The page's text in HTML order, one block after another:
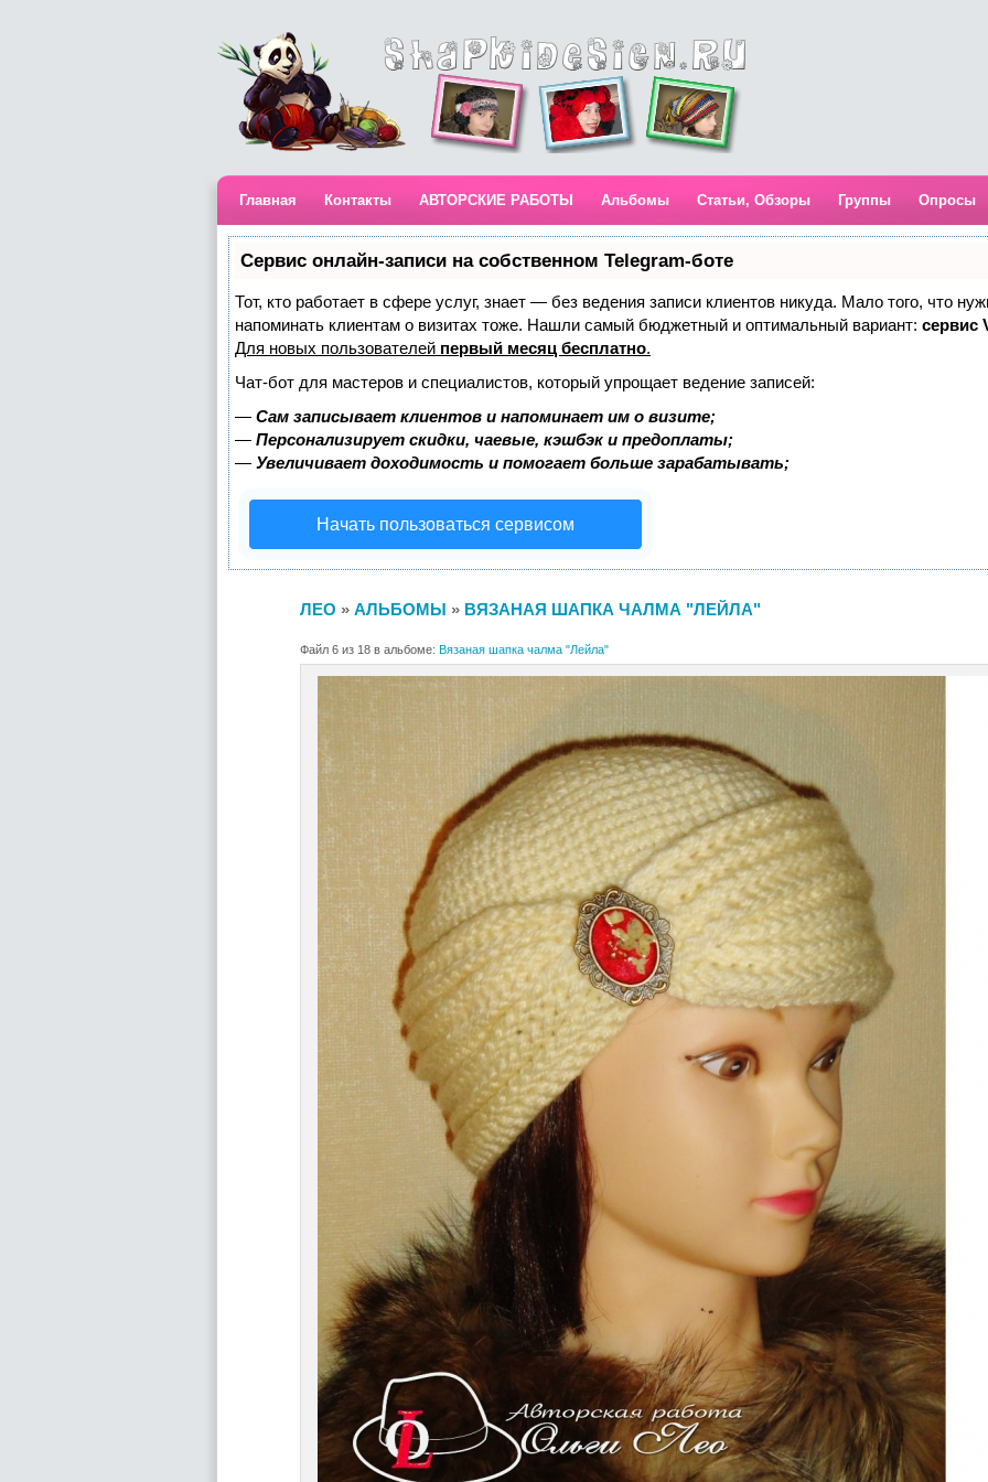
Главная Контакты АВТОРСКИЕ РАБОТЫ Альбомы Статьи, Обзоры Группы Опросы
Сервис онлайн-записи на собственном Telegram-боте
Тот, кто работает в сфере услуг, знает — без ведения записи клиентов никуда. Мало того, что
напоминать клиентам о визитах тоже. Нашли самый бюджетный и оптимальный вариант: сервис
Для новых пользователей первый месяц бесплатно.
Чат-бот для мастеров и специалистов, который упрощает ведение записей:
— Сам записывает клиентов и напоминает им о визите;
— Персонализирует скидки, чаевые, кэшбэк и предоплаты;
— Увеличивает доходимость и помогает больше зарабатывать;
Начать пользоваться сервисом
ЛЕО » АЛЬБОМЫ » ВЯЗАНАЯ ШАПКА ЧАЛМА "ЛЕЙЛА"
Файл 6 из 18 в альбоме: Вязаная шапка чалма "Лейла"